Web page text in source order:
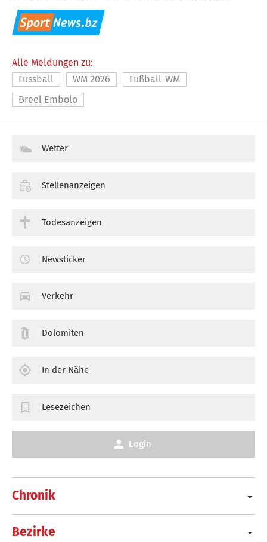
Alle Meldungen zu:
Fussball
WM 2026
Fußball-WM
Breel Embolo
Chronik
Bezirke
Wetter
Stellenanzeigen
Todesanzeigen
Newsticker
Verkehr
Dolomiten
In der Nähe
Lesezeichen
Login